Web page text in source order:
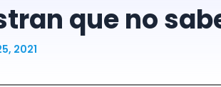
que no
2021